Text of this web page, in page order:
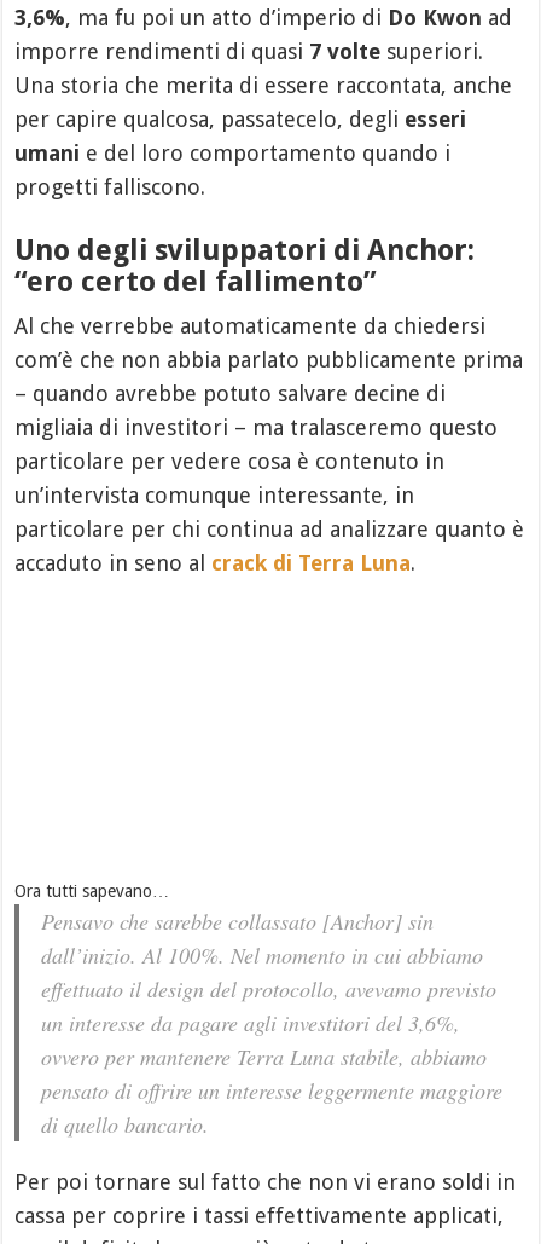
3,6%, ma fu poi un atto d’imperio di Do Kwon ad
imporre rendimenti di quasi 7 volte superiori.
Una storia che merita di essere raccontata, anche
per capire qualcosa, passatecelo, degli esseri
umani e del loro comportamento quando i
progetti falliscono.
Uno degli sviluppatori di Anchor:
“ero certo del fallimento”
Al che verrebbe automaticamente da chiedersi
com’è che non abbia parlato pubblicamente prima
– quando avrebbe potuto salvare decine di
migliaia di investitori – ma tralasceremo questo
particolare per vedere cosa è contenuto in
un’intervista comunque interessante, in
particolare per chi continua ad analizzare quanto è
accaduto in seno al crack di Terra Luna.
Ora tutti sapevano…
Pensavo che sarebbe collassato [Anchor] sin
dall’inizio. Al 100%. Nel momento in cui abbiamo
effettuato il design del protocollo, avevamo previsto
un interesse da pagare agli investitori del 3,6%,
ovvero per mantenere Terra Luna stabile, abbiamo
pensato di offrire un interesse leggermente maggiore
di quello bancario.
Per poi tornare sul fatto che non vi erano soldi in
cassa per coprire i tassi effettivamente applicati,